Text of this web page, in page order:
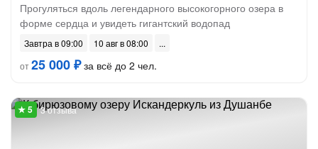
Прогуляться вдоль легендарного высокогорного озера в
форме сердца и увидеть гигантский водопад
Завтра в 09:00
10 авг в 08:00
от25 000 ₽за всё до 2 чел.
3 отзыва